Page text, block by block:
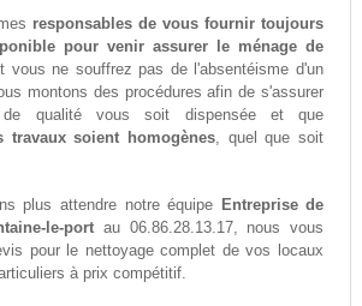
responsables de vous fournir toujours
pour venir assurer le ménage de
vous ne souffrez pas de l'absentéisme d'un
montons des procédures afin de s'assurer
de qualité vous soit dispensée et que
travaux soient homogènes, quel que soit
plus attendre notre équipe Entreprise de
le-port au 06.86.28.13.17, nous vous
pour le nettoyage complet de vos locaux
à prix compétitif.